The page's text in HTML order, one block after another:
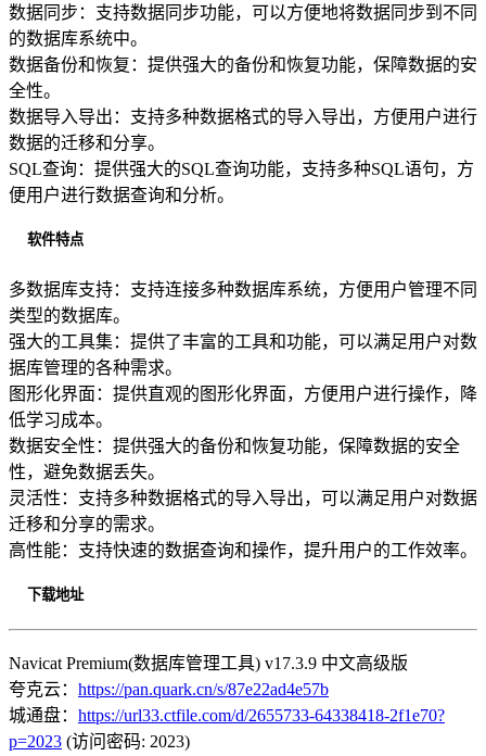
数据同步：支持数据同步功能，可以方便地将数据同步到不同
的数据库系统中。
数据备份和恢复：提供强大的备份和恢复功能，保障数据的安
全性。
数据导入导出：支持多种数据格式的导入导出，方便用户进行
数据的迁移和分享。
SQL查询：提供强大的SQL查询功能，支持多种SQL语句，方
便用户进行数据查询和分析。
软件特点
多数据库支持：支持连接多种数据库系统，方便用户管理不同
类型的数据库。
强大的工具集：提供了丰富的工具和功能，可以满足用户对数
据库管理的各种需求。
图形化界面：提供直观的图形化界面，方便用户进行操作，降
低学习成本。
数据安全性：提供强大的备份和恢复功能，保障数据的安全
性，避免数据丢失。
灵活性：支持多种数据格式的导入导出，可以满足用户对数据
迁移和分享的需求。
高性能：支持快速的数据查询和操作，提升用户的工作效率。
下载地址
Navicat Premium(数据库管理工具) v17.3.9 中文高级版
夸克云： https://pan.quark.cn/s/87e22ad4e57b
城通盘： https://url33.ctfile.com/d/2655733-64338418-2f1e70?
p=2023 (访问密码: 2023)